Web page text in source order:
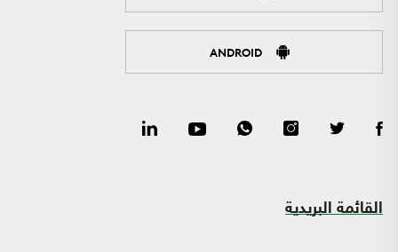
ANDROID
القائمة البريدية